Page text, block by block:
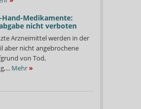
Hand-Medikamente:
nicht verboten
Arzneimittel werden in der
aber nicht angebrochene
von Tod,
Mehr»